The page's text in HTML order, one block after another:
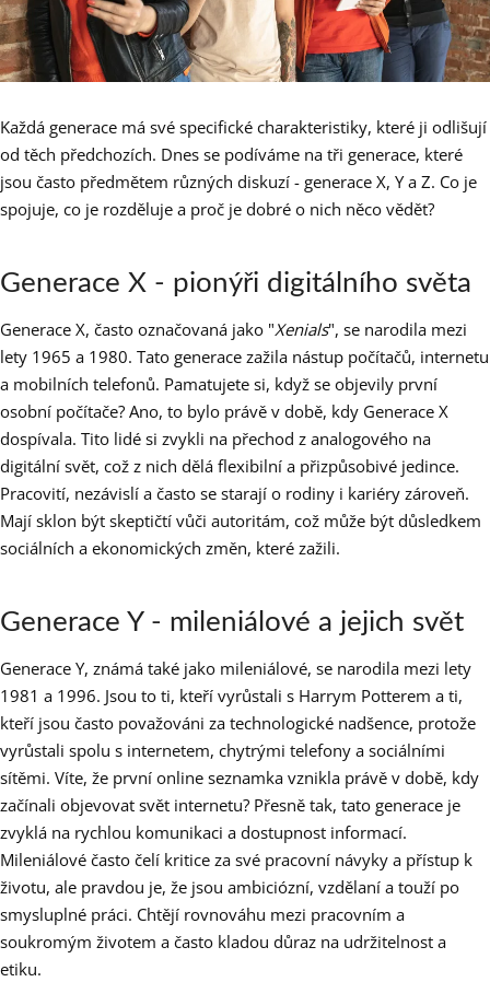
Každá generace má své specifické charakteristiky, které ji odlišují
od těch předchozích. Dnes se podíváme na tři generace, které
jsou často předmětem různých diskuzí - generace X, Y a Z. Co je
spojuje, co je rozděluje a proč je dobré o nich něco vědět?
Generace X - pionýři digitálního světa
Generace X, často označovaná jako "Xenials", se narodila mezi
lety 1965 a 1980. Tato generace zažila nástup počítačů, internetu
a mobilních telefonů. Pamatujete si, když se objevily první
osobní počítače? Ano, to bylo právě v době, kdy Generace X
dospívala. Tito lidé si zvykli na přechod z analogového na
digitální svět, což z nich dělá flexibilní a přizpůsobivé jedince.
Pracovití, nezávislí a často se starají o rodiny i kariéry zároveň.
Mají sklon být skeptičtí vůči autoritám, což může být důsledkem
sociálních a ekonomických změn, které zažili.
Generace Y - mileniálové a jejich svět
Generace Y, známá také jako mileniálové, se narodila mezi lety
1981 a 1996. Jsou to ti, kteří vyrůstali s Harrym Potterem a ti,
kteří jsou často považováni za technologické nadšence, protože
vyrůstali spolu s internetem, chytrými telefony a sociálními
sítěmi. Víte, že první online seznamka vznikla právě v době, kdy
začínali objevovat svět internetu? Přesně tak, tato generace je
zvyklá na rychlou komunikaci a dostupnost informací.
Mileniálové často čelí kritice za své pracovní návyky a přístup k
životu, ale pravdou je, že jsou ambiciózní, vzdělaní a touží po
smysluplné práci. Chtějí rovnováhu mezi pracovním a
soukromým životem a často kladou důraz na udržitelnost a
etiku.